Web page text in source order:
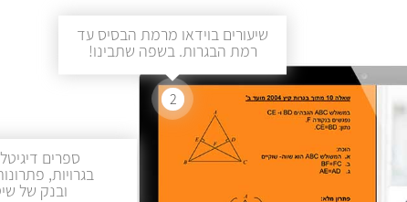
שיעורים בוידאו מרמת הבסיס עד
רמת הבגרות. בשפה שתבינו!
2
ספרים
בגרויות,
ובנק של